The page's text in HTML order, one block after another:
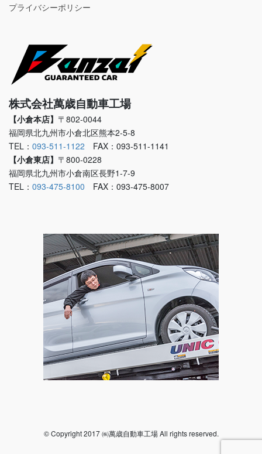
プライバシーポリシー
株式会社萬歳自動車工場
【小倉本店】 〒802-0044
福岡県北九州市小倉北区熊本2-5-8
TEL： 093-511-1122 FAX：093-511-1141
【小倉東店】 〒800-0228
福岡県北九州市小倉南区長野1-7-9
TEL： 093-475-8100 FAX：093-475-8007
© Copyright 2017 ㈱萬歳自動車工場 All rights reserved.